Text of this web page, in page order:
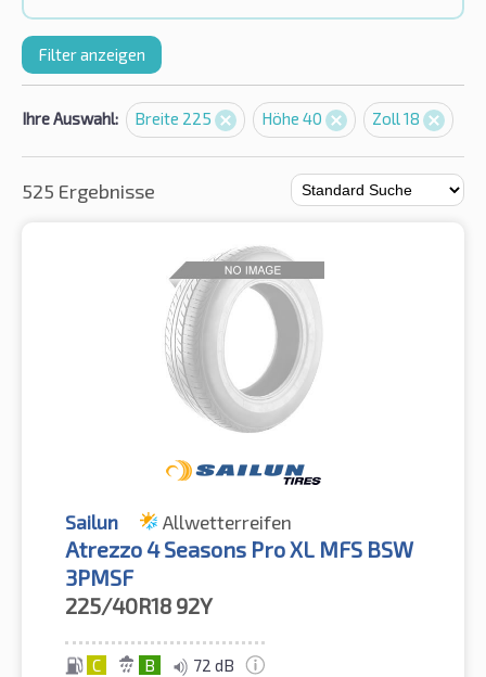
Filter anzeigen
Ihre Auswahl: Breite 225 Höhe 40 Zoll 18
525 Ergebnisse
Sailun Allwetterreifen
Atrezzo 4 Seasons Pro XL MFS BSW
3PMSF
225/40R18 92Y
C B 72 dB